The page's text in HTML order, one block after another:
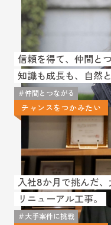
信頼を得て、仲間と
知識も成長も、自然
＃仲間とつながる
チャンスをつかみたい
入社8か月で挑んだ
リニューアル工事。
＃大手案件に挑戦